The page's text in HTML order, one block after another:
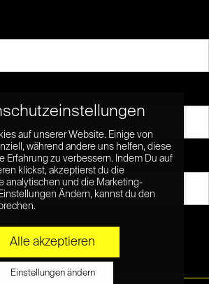
auf unserer Website. Einige von
während andere uns helfen, diese
Erfahrung zu verbessern. Indem Du auf
klickst, akzeptierst du die
analytischen und die Marketing-
Ändern, kannst du den
Alle akzeptieren
Einstellungen ändern